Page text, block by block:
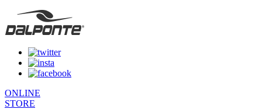
ONLINE
STORE